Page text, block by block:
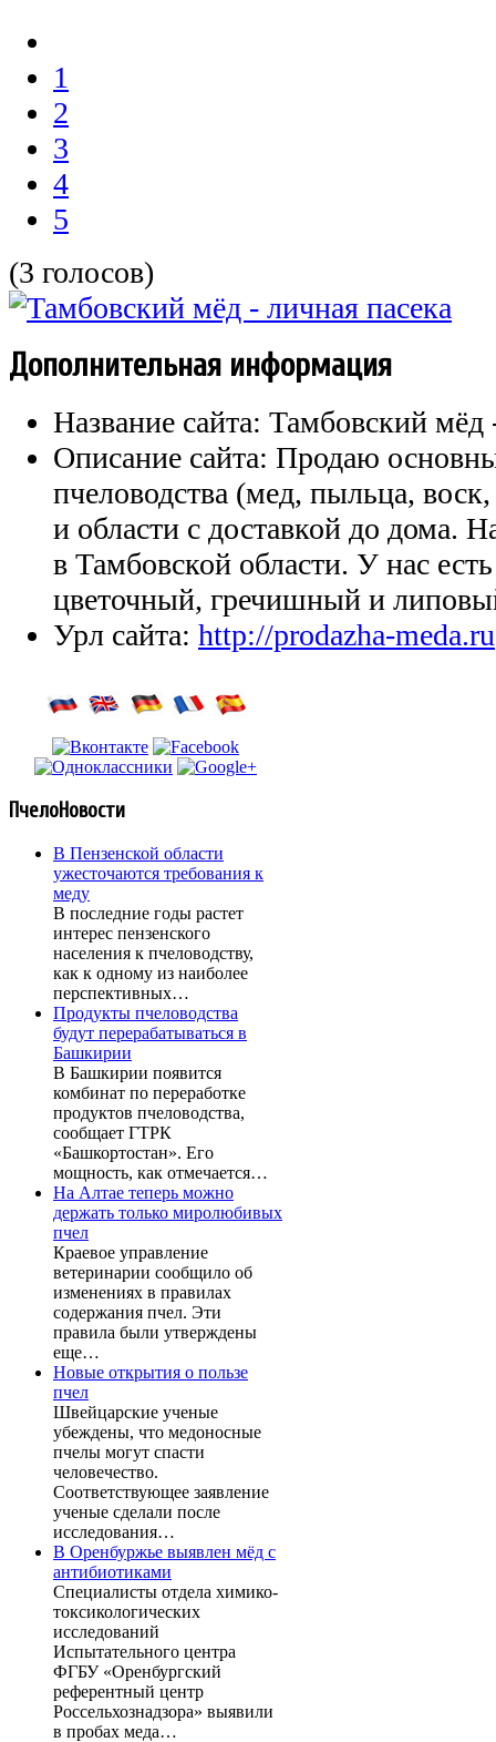
1
2
3
4
5
(3 голосов)
Дополнительная информация
Название сайта: Тамбовский мёд
Описание сайта: Продаю
пчеловодства (мед, пыльца,
и области с доставкой до дома.
в Тамбовской области. У нас
цветочный, гречишный и
Урл сайта: http://prodazha-meda.ru
ПчелоНовости
В Пензенской области
ужесточаются требования к
меду
В последние годы растет
интерес пензенского
населения к пчеловодству,
как к одному из наиболее
перспективных…
Продукты пчеловодства
будут перерабатываться в
Башкирии
В Башкирии появится
комбинат по переработке
продуктов пчеловодства,
сообщает ГТРК
«Башкортостан». Его
мощность, как отмечается…
На Алтае теперь можно
держать только миролюбивых
пчел
Краевое управление
ветеринарии сообщило об
изменениях в правилах
содержания пчел. Эти
правила были утверждены
еще…
Новые открытия о пользе
пчел
Швейцарские ученые
убеждены, что медоносные
пчелы могут спасти
человечество.
Соответствующее заявление
ученые сделали после
исследования…
В Оренбуржье выявлен мёд с
антибиотиками
Специалисты отдела химико-
токсикологических
исследований
Испытательного центра
ФГБУ «Оренбургский
референтный центр
Россельхознадзора» выявили
в пробах меда…